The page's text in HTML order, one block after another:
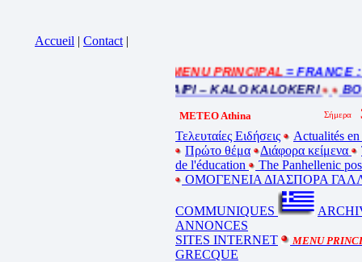
Accueil | Contact |
= MENU PRINCIPAL= FRANCE :
ETE – ΚΑΛΟ ΚΑΛΟΚΑΙΡΙ – KALO KALOKERI
METEO Athina
Τελευταίες Ειδήσεις
Actualités
Πρώτο θέμα
Διάφορα κείμενα
de l'éducation
The Panhellenic
ΟΜΟΓΕΝΕΙΑ ΔΙΑΣΠΟΡΑ
COMMUNIQUES
ANNONCES
SITES INTERNET
MENU
GRECQUE